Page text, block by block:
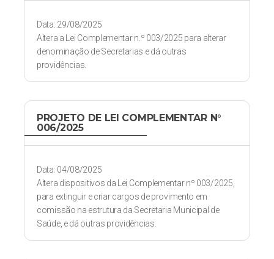
Data: 29/08/2025
Altera a Lei Complementar n.º 003/2025 para alterar
denominação de Secretarias e dá outras
providências.
PROJETO DE LEI COMPLEMENTAR N°
006/2025
Data: 04/08/2025
Altera dispositivos da Lei Complementar nº 003/2025,
para extinguir e criar cargos de provimento em
comissão na estrutura da Secretaria Municipal de
Saúde, e dá outras providências.